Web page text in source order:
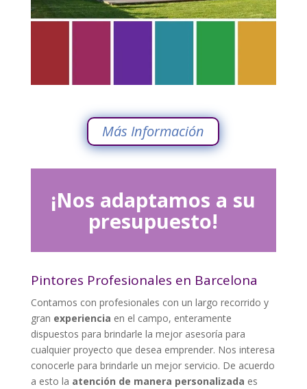
Más Información
¡Nos adaptamos a su
presupuesto!
Pintores Profesionales en Barcelona
Contamos con profesionales con un largo recorrido y
gran experiencia en el campo, enteramente
dispuestos para brindarle la mejor asesoría para
cualquier proyecto que desea emprender. Nos interesa
conocerle para brindarle un mejor servicio. De acuerdo
a esto la atención de manera personalizada es